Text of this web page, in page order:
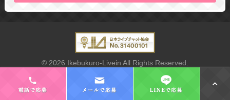
© 2026 Ikebukuro-Livein All Rights Reserved.